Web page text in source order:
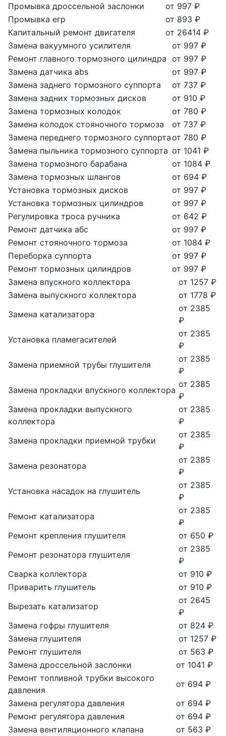
Промывка дроссельной заслонки
от 997 ₽
Промывка егр
от 893 ₽
Капитальный ремонт двигателя
от 26414 ₽
Замена вакуумного усилителя
от 997 ₽
Ремонт главного тормозного цилиндра от 997 ₽
Замена датчика abs
от 997 ₽
Замена заднего тормозного суппорта
от 737 ₽
Замена задних тормозных дисков
от 910 ₽
Замена тормозных колодок
от 780 ₽
Замена колодок стояночного тормоза
от 737 ₽
Замена переднего тормозного суппортаот 780 ₽
Замена пыльника тормозного суппорта от 1041 ₽
Замена тормозного барабана
от 1084 ₽
Замена тормозных шлангов
от 694 ₽
Установка тормозных дисков
от 997 ₽
Установка тормозных цилиндров
от 997 ₽
Регулировка троса ручника
от 642 ₽
Ремонт датчика абс
от 997 ₽
Ремонт стояночного тормоза
от 1084 ₽
Переборка суппорта
от 997 ₽
Ремонт тормозных цилиндров
от 997 ₽
Замена впускного коллектора
от 1257 ₽
Замена выпускного коллектора
от 1778 ₽
Замена катализатора
от 2385
₽
Установка пламегасителей
от 2385
₽
Замена приемной трубы глушителя
от 2385
₽
Замена прокладки впускного коллектора
от 2385
₽
Замена прокладки выпускного
коллектора
от 2385
₽
Замена прокладки приемной трубки
от 2385
₽
Замена резонатора
от 2385
₽
Установка насадок на глушитель
от 2385
₽
Ремонт катализатора
от 2385
₽
Ремонт крепления глушителя
от 650 ₽
Ремонт резонатора глушителя
от 2385
₽
Сварка коллектора
от 910 ₽
Приварить глушитель
от 910 ₽
Вырезать катализатор
от 2645
₽
Замена гофры глушителя
от 824 ₽
Замена глушителя
от 1257 ₽
Ремонт глушителя
от 563 ₽
Замена дроссельной заслонки
от 1041 ₽
Ремонт топливной трубки высокого
давления
от 694 ₽
Замена регулятора давления
от 694 ₽
Ремонт регулятора давления
от 694 ₽
Замена вентиляционного клапана
от 563 ₽